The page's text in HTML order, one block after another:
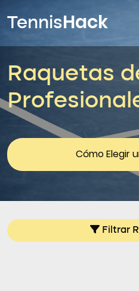
TennisHack
T-Finder
Raquetas de
Zapatillas
Comparador
Raquetas
Cómo Elegir
Filtrar